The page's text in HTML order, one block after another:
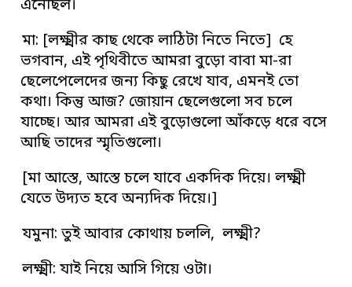
এনেছিল।
মা: [লক্ষ্মীর কাছ থেকে লাঠিটা নিতে নিতে] হে
ভগবান, এই পৃথিবীতে আমরা বুড়ো বাবা মা-রা
ছেলেপেলেদের জন্য কিছু রেখে যাব, এমনই তো
কথা। কিন্তু আজ? জোয়ান ছেলেগুলো সব চলে
যাচ্ছে। আর আমরা এই বুড়োগুলো আঁকড়ে ধরে বসে
আছি তাদের স্মৃতিগুলো।
[মা আস্তে, আস্তে চলে যাবে একদিক দিয়ে। লক্ষ্মী
যেতে উদ্যত হবে অন্যদিক দিয়ে।]
যমুনা: তুই আবার কোথায় চললি, লক্ষ্মী?
লক্ষ্মী: যাই নিয়ে আসি গিয়ে ওটা।